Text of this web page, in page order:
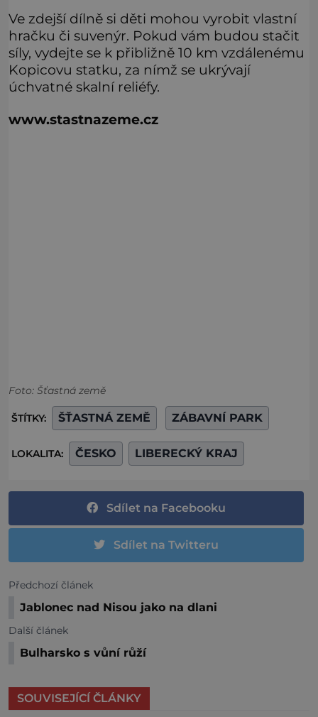
Ve zdejší dílně si děti mohou vyrobit vlastní
hračku či suvenýr. Pokud vám budou stačit
síly, vydejte se k přibližně 10 km vzdálenému
Kopicovu statku, za nímž se ukrývají
úchvatné skalní reliéfy.
www.stastnazeme.cz
Foto: Šťastná země
ŠTÍTKY: ŠŤASTNÁ ZEMĚ ZÁBAVNÍ PARK
LOKALITA: ČESKO LIBERECKÝ KRAJ
Sdílet na Facebooku
Sdílet na Twitteru
Předchozí článek
Jablonec nad Nisou jako na dlani
Další článek
Bulharsko s vůní růží
SOUVISEJÍCÍ ČLÁNKY